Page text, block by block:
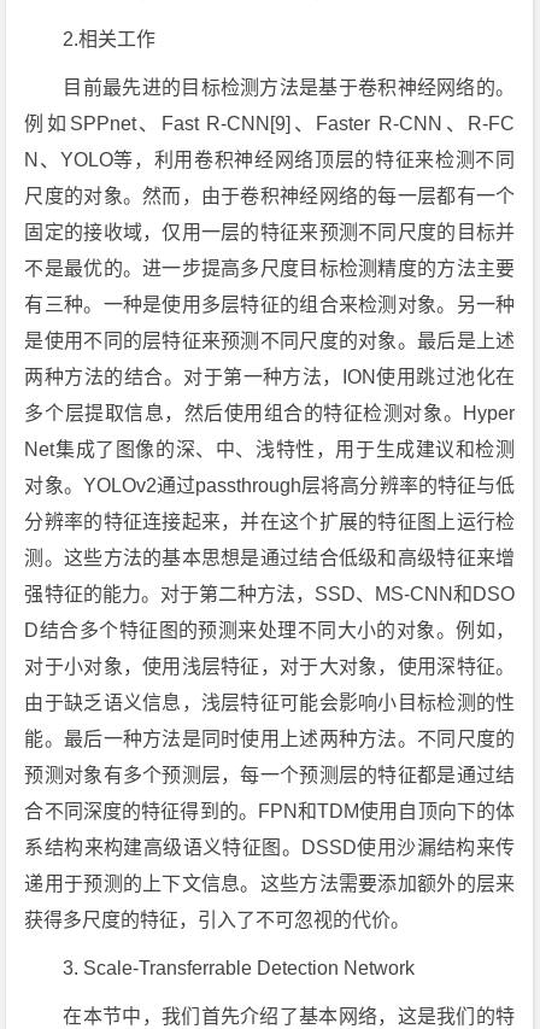
2.相关工作
目前最先进的目标检测方法是基于卷积神经网络的。
例如SPPnet、Fast R-CNN[9]、Faster R-CNN、R-FC
N、YOLO等，利用卷积神经网络顶层的特征来检测不同
尺度的对象。然而，由于卷积神经网络的每一层都有一个
固定的接收域，仅用一层的特征来预测不同尺度的目标并
不是最优的。进一步提高多尺度目标检测精度的方法主要
有三种。一种是使用多层特征的组合来检测对象。另一种
是使用不同的层特征来预测不同尺度的对象。最后是上述
两种方法的结合。对于第一种方法，ION使用跳过池化在
多个层提取信息，然后使用组合的特征检测对象。Hyper
Net集成了图像的深、中、浅特性，用于生成建议和检测
对象。YOLOv2通过passthrough层将高分辨率的特征与低
分辨率的特征连接起来，并在这个扩展的特征图上运行检
测。这些方法的基本思想是通过结合低级和高级特征来增
强特征的能力。对于第二种方法，SSD、MS-CNN和DSO
D结合多个特征图的预测来处理不同大小的对象。例如，
对于小对象，使用浅层特征，对于大对象，使用深特征。
由于缺乏语义信息，浅层特征可能会影响小目标检测的性
能。最后一种方法是同时使用上述两种方法。不同尺度的
预测对象有多个预测层，每一个预测层的特征都是通过结
合不同深度的特征得到的。FPN和TDM使用自顶向下的体
系结构来构建高级语义特征图。DSSD使用沙漏结构来传
递用于预测的上下文信息。这些方法需要添加额外的层来
获得多尺度的特征，引入了不可忽视的代价。
3. Scale-Transferrable Detection Network
在本节中，我们首先介绍了基本网络，这是我们的特